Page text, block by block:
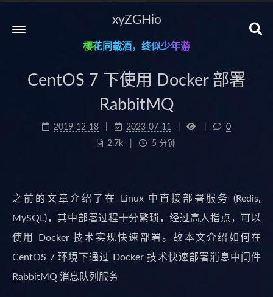
xyZGHio
樱花同载酒，终似少年游
CentOS 7 下使用 Docker 部署
RabbitMQ
2019-12-18 2023-07-11
0
2.7k
5 分钟
之前的文章介绍了在 Linux 中直接部署服务 (Redis,
MySQL)，其中部署过程十分繁琐，经过高人指点，可以
使用 Docker 技术实现快速部署。故本文介绍如何在
CentOS 7 环境下通过 Docker 技术快速部署消息中间件
RabbitMQ 消息队列服务